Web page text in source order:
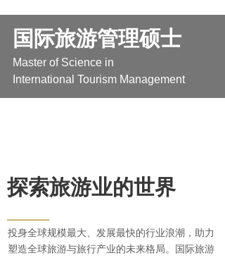
国际旅游管理硕士
Master of Science in
International Tourism Management
探索旅游业的世界
——
投身全球规模最大、发展最快的行业浪潮，助力
塑造全球旅游与旅行产业的未来格局。国际旅游